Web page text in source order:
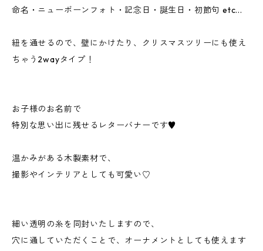
命名・ニューボーンフォト・記念日・誕生日・初節句 etc...
紐を通せるので、壁にかけたり、クリスマスツリーにも使え
ちゃう2wayタイプ！
お子様のお名前で
特別な思い出に残せるレターバナーです♥
温かみがある木製素材で、
撮影やインテリアとしても可愛い♡
細い透明の糸を同封いたしますので、
穴に通していただくことで、オーナメントとしても使えます